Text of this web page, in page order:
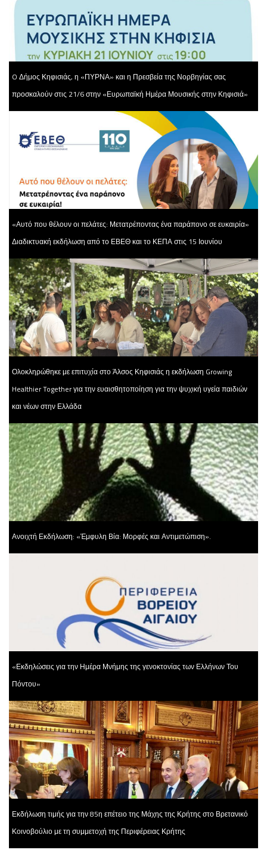
O Δήμος Κηφισιάς, η «ΠΥΡΝΑ» και η Πρεσβεία της Νορβηγίας σας
προσκαλούν στις 21/6 στην «Ευρωπαϊκή Ημέρα Μουσικής στην Κηφισιά»
«Αυτό που θέλουν οι πελάτες: Μετατρέποντας ένα παράπονο σε ευκαιρία»
Διαδικτυακή εκδήλωση από το ΕΒΕΘ και το ΚΕΠΑ στις 15 Ιουνίου
Ολοκληρώθηκε με επιτυχία στο Άλσος Κηφισιάς η εκδήλωση Growing
Healthier Together για την ευαισθητοποίηση για την ψυχική υγεία παιδιών
και νέων στην Ελλάδα
Ανοιχτή Εκδήλωση: «Έμφυλη Βία: Μορφές και Αντιμετώπιση».
«Εκδηλώσεις για την Ημέρα Μνήμης της γενοκτονίας των Ελλήνων Του
Πόντου»
Εκδήλωση τιμής για την 85η επέτειο της Μάχης της Κρήτης στο Βρετανικό
Κοινοβούλιο με τη συμμετοχή της Περιφέρειας Κρήτης